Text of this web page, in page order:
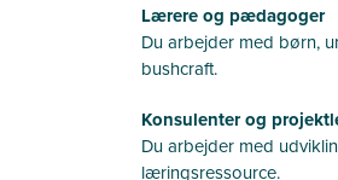
Lærere og pædagoger
Du arbejder med børn,
bushcraft.
Konsulenter og
Du arbejder med
læringsressource.